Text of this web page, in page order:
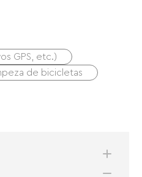
GPS, etc.)
de bicicletas